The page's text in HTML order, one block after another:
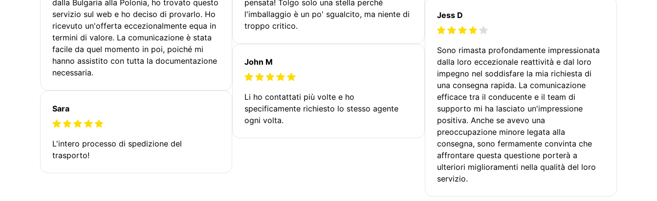
dalla Bulgaria alla Polonia, ho trovato questo
servizio sul web e ho deciso di provarlo. Ho
ricevuto un'offerta eccezionalmente equa in
termini di valore. La comunicazione è stata
facile da quel momento in poi, poiché mi
hanno assistito con tutta la documentazione
necessaria.
Sara
L'intero processo di spedizione del
trasporto!
pensata! Tolgo solo una stella perché
l'imballaggio è un po' sgualcito, ma niente di
troppo critico.
John M
Li ho contattati più volte e ho
specificamente richiesto lo stesso agente
ogni volta.
Jess D
Sono rimasta profondamente impressionata
dalla loro eccezionale reattività e dal loro
impegno nel soddisfare la mia richiesta di
una consegna rapida. La comunicazione
efficace tra il conducente e il team di
supporto mi ha lasciato un'impressione
positiva. Anche se avevo una
preoccupazione minore legata alla
consegna, sono fermamente convinta che
affrontare questa questione porterà a
ulteriori miglioramenti nella qualità del loro
servizio.